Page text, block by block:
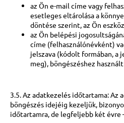
az Ön e-mail címe vagy
esetleges eltárolása a
döntése szerint, az Ön
az Ön belépési
címe (felhasználónévként)
jelszava (kódolt formában, a
meg), böngészéshez
3.5. Az adatkezelés időtartama: Az
böngészés idejéig kezeljük,
időtartamra, de legfeljebb két évre